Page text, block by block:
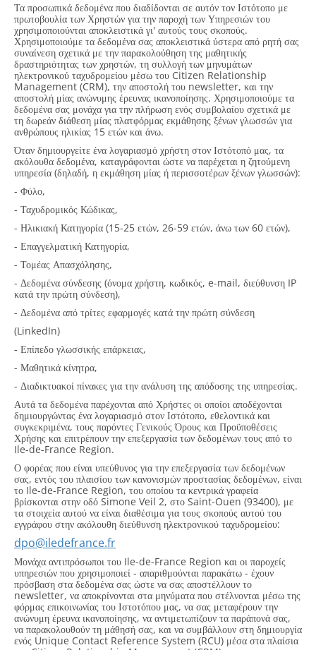
Τα προσωπικά δεδομένα που διαδίδονται σε αυτόν τον Ιστότοπο με
πρωτοβουλία των Χρηστών για την παροχή των Υπηρεσιών του
χρησιμοποιούνται αποκλειστικά γι' αυτούς τους σκοπούς.
Χρησιμοποιούμε τα δεδομένα σας αποκλειστικά ύστερα από ρητή σας
συναίνεση σχετικά με την παρακολούθηση της μαθητικής
δραστηριότητας των χρηστών, τη συλλογή των μηνυμάτων
ηλεκτρονικού ταχυδρομείου μέσω του Citizen Relationship
Management (CRM), την αποστολή του newsletter, και την
αποστολή μίας ανώνυμης έρευνας ικανοποίησης. Χρησιμοποιούμε τα
δεδομένα σας μονάχα για την πλήρωση ενός συμβολαίου σχετικά με
τη δωρεάν διάθεση μίας πλατφόρμας εκμάθησης ξένων γλωσσών για
ανθρώπους ηλικίας 15 ετών και άνω.
Όταν δημιουργείτε ένα λογαριασμό χρήστη στον Ιστότοπό μας, τα
ακόλουθα δεδομένα, καταγράφονται ώστε να παρέχεται η ζητούμενη
υπηρεσία (δηλαδή, η εκμάθηση μίας ή περισσοτέρων ξένων γλωσσών):
- Φύλο,
- Ταχυδρομικός Κώδικας,
- Ηλικιακή Κατηγορία (15-25 ετών, 26-59 ετών, άνω των 60 ετών),
- Επαγγελματική Κατηγορία,
- Τομέας Απασχόλησης,
- Δεδομένα σύνδεσης (όνομα χρήστη, κωδικός, e-mail, διεύθυνση IP
κατά την πρώτη σύνδεση),
- Δεδομένα από τρίτες εφαρμογές κατά την πρώτη σύνδεση
(LinkedIn)
- Επίπεδο γλωσσικής επάρκειας,
- Μαθητικά κίνητρα,
- Διαδικτυακοί πίνακες για την ανάλυση της απόδοσης της υπηρεσίας.
Αυτά τα δεδομένα παρέχονται από Χρήστες οι οποίοι αποδέχονται
δημιουργώντας ένα λογαριασμό στον Ιστότοπο, εθελοντικά και
συγκεκριμένα, τους παρόντες Γενικούς Όρους και Προϋποθέσεις
Χρήσης και επιτρέπουν την επεξεργασία των δεδομένων τους από το
Ile-de-France Region.
Ο φορέας που είναι υπεύθυνος για την επεξεργασία των δεδομένων
σας, εντός του πλαισίου των κανονισμών προστασίας δεδομένων, είναι
το Ile-de-France Region, του οποίου τα κεντρικά γραφεία
βρίσκονται στην οδό Simone Veil 2, στο Saint-Ouen (93400), με
τα στοιχεία αυτού να είναι διαθέσιμα για τους σκοπούς αυτού του
εγγράφου στην ακόλουθη διεύθυνση ηλεκτρονικού ταχυδρομείου:
dpo@iledefrance.fr
Μονάχα αντιπρόσωποι του Ile-de-France Region και οι παροχείς
υπηρεσιών που χρησιμοποιεί - απαριθμούνται παρακάτω - έχουν
πρόσβαση στα δεδομένα σας ώστε να σας αποστέλλουν το
newsletter, να αποκρίνονται στα μηνύματα που στέλνονται μέσω της
φόρμας επικοινωνίας του Ιστοτόπου μας, να σας μεταφέρουν την
ανώνυμη έρευνα ικανοποίησης, να αντιμετωπίζουν τα παράπονά σας,
να παρακολουθούν τη μάθησή σας, και να συμβάλλουν στη δημιουργία
ενός Unique Contact Reference System (RCU) μέσα στα πλαίσια